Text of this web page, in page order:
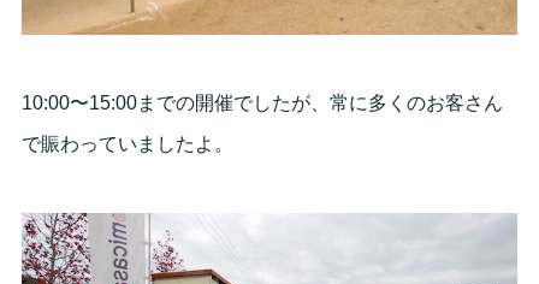
10:00〜15:00までの開催でしたが、常に多くのお客さん
で賑わっていましたよ。